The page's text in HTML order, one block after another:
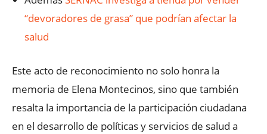
“devoradores de grasa” que podrían afectar la
salud
Este acto de reconocimiento no solo honra la
memoria de Elena Montecinos, sino que también
resalta la importancia de la participación ciudadana
en el desarrollo de políticas y servicios de salud a